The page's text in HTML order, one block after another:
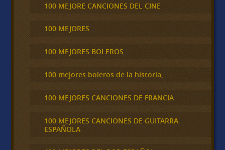
100 MEJORE CANCIONES DEL CINE
100 MEJORES
100 MEJORES BOLEROS
100 mejores boleros de la historia,
100 MEJORES CANCIONES DE FRANCIA
100 MEJORES CANCIONES DE GUITARRA
ESPAÑOLA